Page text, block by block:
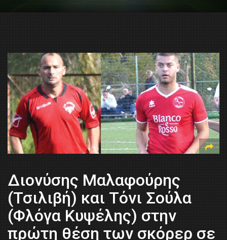
Διονύσης Μαλαφούρης
(Τσιλιβή) και Τόνι Σούλα
(Φλόγα Κυψέλης) στην
πρώτη θέση των σκόρερ σε